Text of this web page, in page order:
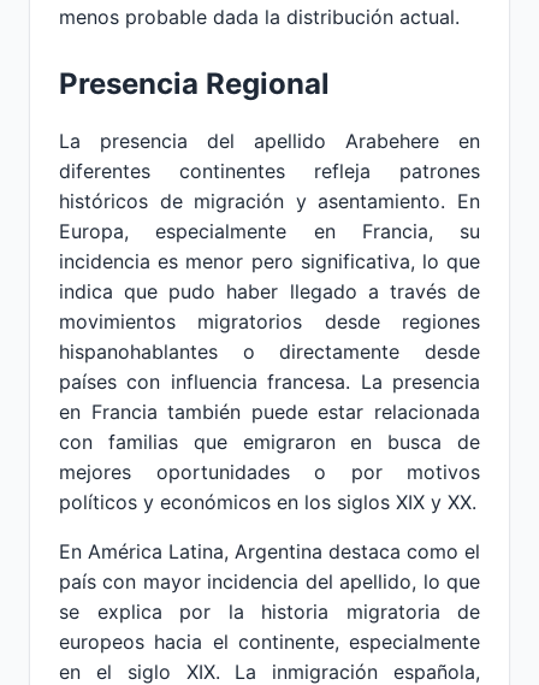
menos probable dada la distribución actual.
Presencia Regional
La presencia del apellido Arabehere en
diferentes continentes refleja patrones
históricos de migración y asentamiento. En
Europa, especialmente en Francia, su
incidencia es menor pero significativa, lo que
indica que pudo haber llegado a través de
movimientos migratorios desde regiones
hispanohablantes o directamente desde
países con influencia francesa. La presencia
en Francia también puede estar relacionada
con familias que emigraron en busca de
mejores oportunidades o por motivos
políticos y económicos en los siglos XIX y XX.
En América Latina, Argentina destaca como el
país con mayor incidencia del apellido, lo que
se explica por la historia migratoria de
europeos hacia el continente, especialmente
en el siglo XIX. La inmigración española,